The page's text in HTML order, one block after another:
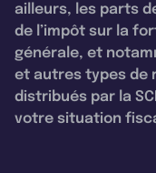
ailleurs, les parts
de l’impôt sur la
générale, et
et autres types de
distribués par la
votre situation